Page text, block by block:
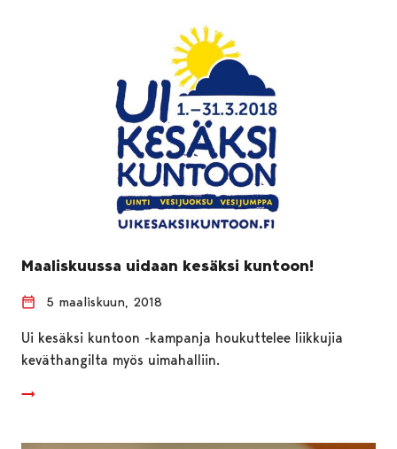
Maaliskuussa uidaan kesäksi kuntoon!
5 maaliskuun, 2018
Ui kesäksi kuntoon -kampanja houkuttelee liikkujia
keväthangilta myös uimahalliin.